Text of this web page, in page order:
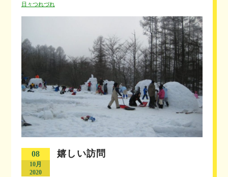
日々つれづれ
08
10月
2020
嬉しい訪問